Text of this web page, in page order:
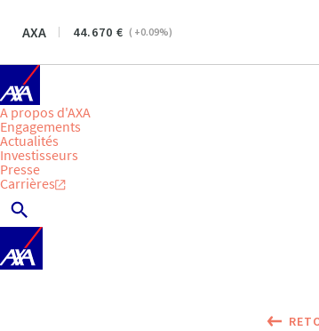
AXA 44.670 ( +0.09%)
A propos d'AXA
Engagements
Actualités
Investisseurs
Presse
Carrières